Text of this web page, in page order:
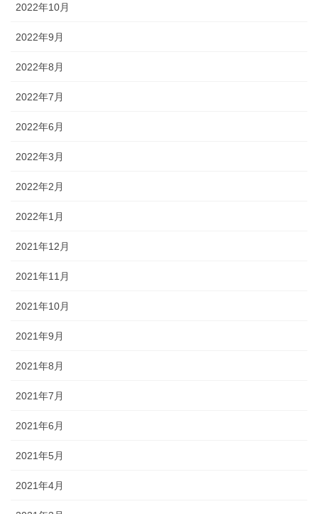
2022年10月
2022年9月
2022年8月
2022年7月
2022年6月
2022年3月
2022年2月
2022年1月
2021年12月
2021年11月
2021年10月
2021年9月
2021年8月
2021年7月
2021年6月
2021年5月
2021年4月